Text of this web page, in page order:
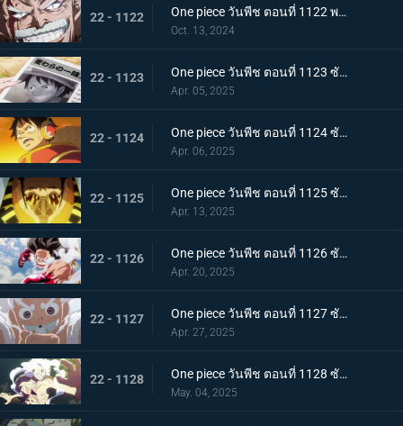
22 - 1122 One piece วันพีช ตอนที่ 1122 พากย์ไทย บทเรียนสุดท้าย! ผลกระทบที่สืบทอดมา
Oct. 13, 2024
22 - 1123 One piece วันพีช ตอนที่ 1123 ซับไทย โลกสะเทือน! กลุ่มหมวกฟางจับตัวประกัน
Apr. 05, 2025
22 - 1124 One piece วันพีช ตอนที่ 1124 ซับไทย ถูกล้อมอย่างสมบูรณ์! ปฏิบัติการหลบหนี Egghead
Apr. 06, 2025
22 - 1125 One piece วันพีช ตอนที่ 1125 ซับไทย การปะทะกันของความมุ่งมั่นของสองบุรุษ! คิซารุและเซ็นโตมารุ
Apr. 13, 2025
22 - 1126 One piece วันพีช ตอนที่ 1126 ซับไทย ความสิ้นหวังที่ใกล้เข้ามา ภารกิจอันน่าหดหู่ของพลเรือเอกคิซารุ
Apr. 20, 2025
22 - 1127 One piece วันพีช ตอนที่ 1127 ซับไทย ลูฟี่ ปะทะ คิซารุ มหาศึกเดือดที่พลิกผันได้ตลอดเวลา
Apr. 27, 2025
22 - 1128 One piece วันพีช ตอนที่ 1128 ซับไทย ฝันร้ายมาเยือน เซนต์แซทเทิร์น เทพนักรบแห่งวิทยาศาสตร์และกลาโหม
May. 04, 2025